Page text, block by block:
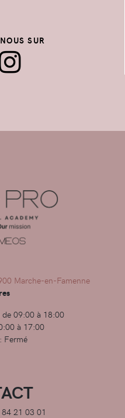
SUR
Marche-en-Famenne
09:00 à 18:00
à 17:00
Fermé
21 03 01